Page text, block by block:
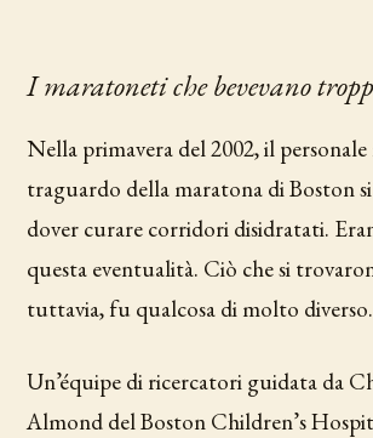
I maratoneti che bevevano
Nella primavera del 2002, il
traguardo della maratona di Boston
dover curare corridori disidratati.
questa eventualità. Ciò che si
tuttavia, fu qualcosa di molto diverso.
Un’équipe di ricercatori guidata da
Almond del Boston Children’s